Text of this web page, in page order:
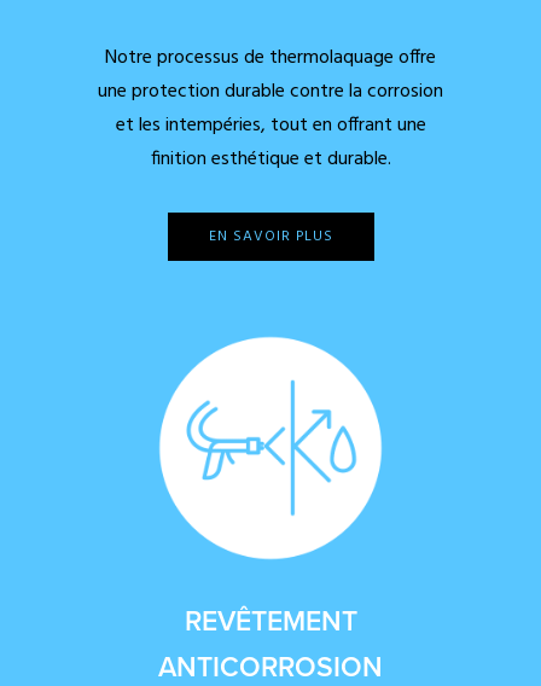
Notre processus de thermolaquage offre
une protection durable contre la corrosion
et les intempéries, tout en offrant une
finition esthétique et durable.
EN SAVOIR PLUS
REVÊTEMENT
ANTICORROSION